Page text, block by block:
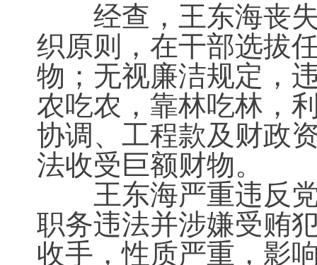
经查，王东海丧失
织原则，在干部选拔
物；无视廉洁规定，
农吃农，靠林吃林，
协调、工程款及财政
法收受巨额财物。
王东海严重违反党
职务违法并涉嫌受贿
收手，性质严重，影